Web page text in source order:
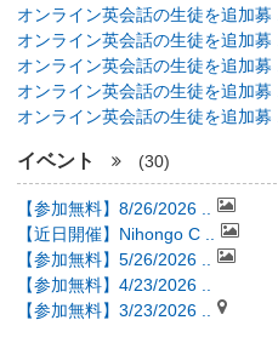
オンライン英会話の生徒を追加募 ..
オンライン英会話の生徒を追加募 ..
オンライン英会話の生徒を追加募 ..
オンライン英会話の生徒を追加募 ..
オンライン英会話の生徒を追加募 ..
イベント (30)
【参加無料】8/26/2026 ..
【近日開催】Nihongo C ..
【参加無料】5/26/2026 ..
【参加無料】4/23/2026 ..
【参加無料】3/23/2026 ..